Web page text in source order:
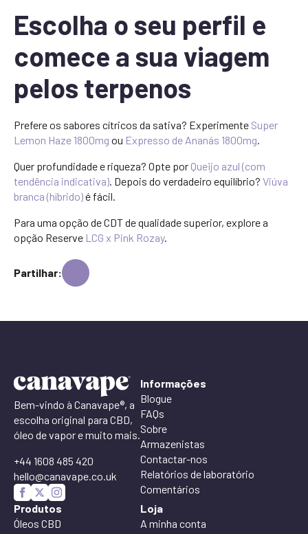
Escolha o seu perfil e
comece a sua viagem
pelos terpenos
Prefere os sabores cítricos da sativa? Experimente Super
Lemon Haze 1800mg ou Expresso de Ananás 1800mg.
Quer profundidade e riqueza? Opte por Queijo azul (com
tendência indicativa). Depois do verdadeiro equilíbrio? Viúva
branca (híbrido)é fácil.
Para uma opção de CDT de qualidade superior, explore a
opção Reserve LCG x Pink Rozay.
Partilhar:
Bem-vindo à Canavape®, a
escolha original para CBD,
óleo de vapor e muito mais.
+44 1608 485 420
hello@canavape.co.uk
Informações
Blogue
FAQs
Sobre
Armazenistas
Contactar-nos
Relatórios de laboratório
Comentários
Produtos
Óleos CBD
Loja
A minha conta